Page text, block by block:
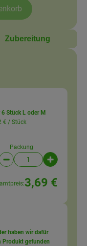
Zubereitung
6 Stück L oder M
€ / Stück
Packung
Artikelanzahl
3,69 €
haben wir dafür
Produkt gefunden